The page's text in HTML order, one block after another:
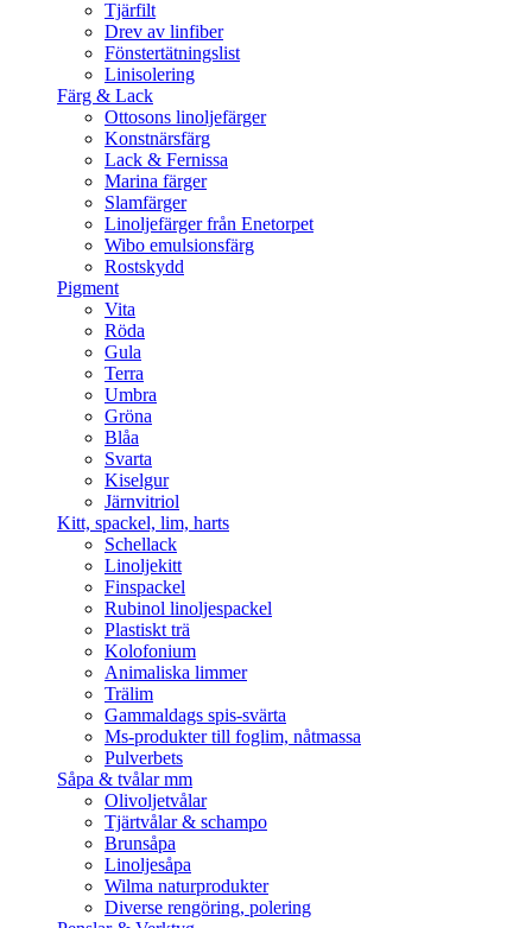
Tjärfilt
Drev av linfiber
Fönstertätningslist
Linisolering
Färg & Lack
Ottosons linoljefärger
Konstnärsfärg
Lack & Fernissa
Marina färger
Slamfärger
Linoljefärger från Enetorpet
Wibo emulsionsfärg
Rostskydd
Pigment
Vita
Röda
Gula
Terra
Umbra
Gröna
Blåa
Svarta
Kiselgur
Järnvitriol
Kitt, spackel, lim, harts
Schellack
Linoljekitt
Finspackel
Rubinol linoljespackel
Plastiskt trä
Kolofonium
Animaliska limmer
Trälim
Gammaldags spis-svärta
Ms-produkter till foglim, nåtmassa
Pulverbets
Såpa & tvålar mm
Olivoljetvålar
Tjärtvålar & schampo
Brunsåpa
Linoljesåpa
Wilma naturprodukter
Diverse rengöring, polering